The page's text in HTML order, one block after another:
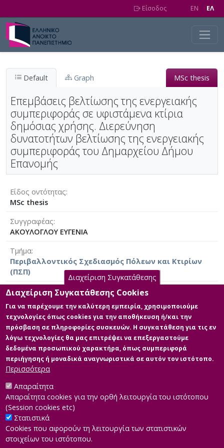
Είσοδος EN EΛ
Default Graph MSc thesis
Επεμβάσεις βελτίωσης της ενεργειακής
συμπεριφοράς σε υφιστάμενα κτίρια
δημόσιας χρήσης. Διερεύνηση
δυνατοτήτων βελτίωσης της ενεργειακής
συμπεριφοράς του Δημαρχείου Δήμου
Επανομής
Είδος οντότητας
MSc thesis
Συγγραφέας
ΑΚΟΥΛΟΓΛΟΥ ΕΥΓΕΝΙΑ
Τμήμα
Περιβαλλοντικός Σχεδιασμός Πόλεων και Κτιρίων
(ΠΣΠ)
Ημερομηνία έργου
Γλώσσα του έργου
Ελληνικά| Αγγλικά
Άδεια
Items in Apothesis are protected by copyright, with all
rights reserved, unless otherwise indicated.
Διαχείριση Συγκατάθεσης
Διαχείριση Συγκατάθεσης Cookies
Για να παρέχουμε την καλύτερη εμπειρία, χρησιμοποιούμε
τεχνολογίες όπως cookies για την αποθήκευση ή/και την
πρόσβαση σε πληροφορίες συσκευών. Η συγκατάθεση για τις εν
λόγω τεχνολογίες θα μας επιτρέψει να επεξεργαστούμε
δεδομένα προσωπικού χαρακτήρα, όπως συμπεριφορά
περιήγησης ή μοναδικά αναγνωριστικά σε αυτόν τον ιστότοπο.
Περισσότερα
Απαραίτητα
Απαραίτητα cookies για την ορθή λειτουργία του ιστότοπου
(Session cookies etc)
Στατιστικά
Cookies που αφορούν τη λειτουργία των στατιστικών
στοιχείων του ιστότοπου.